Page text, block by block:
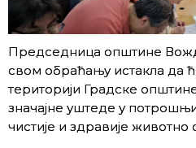
Председница општине
свом обраћању истакла да
територији Градске
значајне уштеде у
чистије и здравије